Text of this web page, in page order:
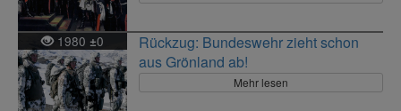
1980 ±0
Rückzug: Bundeswehr zieht schon
aus Grönland ab!
Mehr lesen